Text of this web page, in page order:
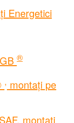
Energetici
®
, montați pe
SAF, montați